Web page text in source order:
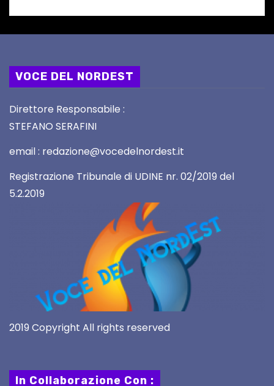
VOCE DEL NORDEST
Direttore Responsabile :
STEFANO SERAFINI
email : redazione@vocedelnordest.it
Registrazione Tribunale di UDINE nr. 02/2019 del
5.2.2019
2019 Copyright All rights reserved
In Collaborazione Con :